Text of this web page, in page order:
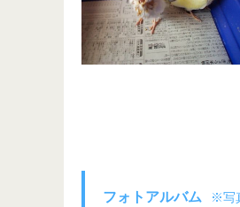
フォトアルバム ※写